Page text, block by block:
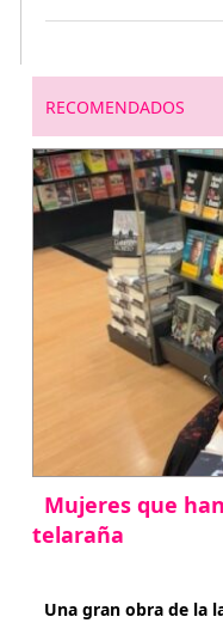
RECOMENDADOS
Mujeres que
telaraña
Una gran obra de la